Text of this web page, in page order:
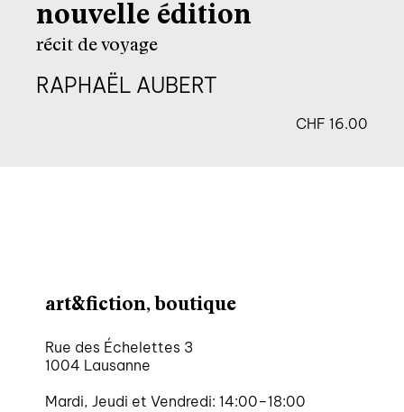
nouvelle édition
récit de voyage
RAPHAËL AUBERT
CHF 16.00
art&fiction, boutique
Rue des Échelettes 3
1004 Lausanne
Mardi, Jeudi et Vendredi: 14:00–18:00